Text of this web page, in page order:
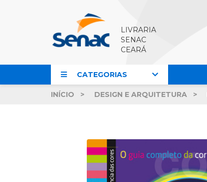
LIVRARIA
SENAC
CEARÁ
CATEGORIAS
INÍCIO DESIGN E ARQUITETURA